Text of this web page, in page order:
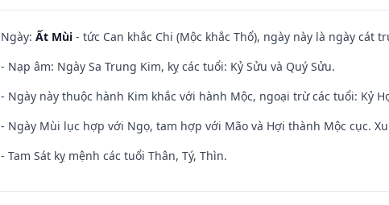
Ngày: Ất Mùi - tức Can khắc Chi (Mộc khắc Thổ), ngày này là ngày cát
- Nạp âm: Ngày Sa Trung Kim, kỵ các tuổi: Kỷ Sửu và Quý Sửu.
- Ngày này thuộc hành Kim khắc với hành Mộc, ngoại trừ các tuổi: Kỷ
- Ngày Mùi lục hợp với Ngọ, tam hợp với Mão và Hợi thành Mộc cục.
- Tam Sát kỵ mệnh các tuổi Thân, Tý, Thìn.